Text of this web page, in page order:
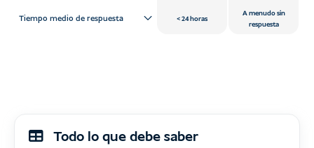
Tiempo medio de respuesta 24 horas
A menudo sin
respuesta
Todo lo que debe saber